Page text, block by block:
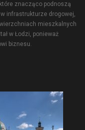
znacząco podnoszą
infrastrukturze drogowej,
mieszkalnych
w Łodzi, ponieważ
biznesu.